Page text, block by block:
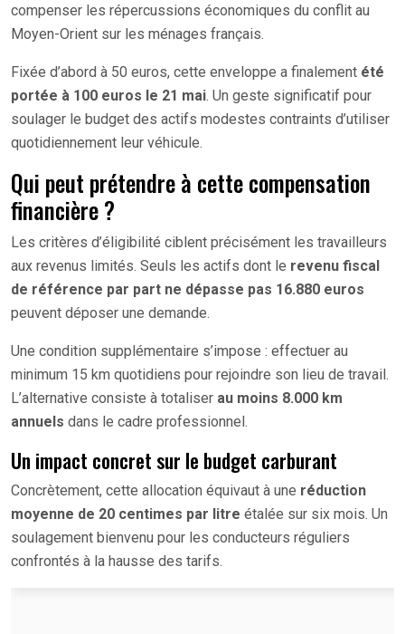
compenser les répercussions économiques du conflit au
Moyen-Orient sur les ménages français.
Fixée d’abord à 50 euros, cette enveloppe a finalement été
portée à 100 euros le 21 mai. Un geste significatif pour
soulager le budget des actifs modestes contraints d’utiliser
quotidiennement leur véhicule.
Qui peut prétendre à cette compensation
financière ?
Les critères d’éligibilité ciblent précisément les travailleurs
aux revenus limités. Seuls les actifs dont le revenu fiscal
de référence par part ne dépasse pas 16.880 euros
peuvent déposer une demande.
Une condition supplémentaire s’impose : effectuer au
minimum 15 km quotidiens pour rejoindre son lieu de travail.
L’alternative consiste à totaliser au moins 8.000 km
annuels dans le cadre professionnel.
Un impact concret sur le budget carburant
Concrètement, cette allocation équivaut à une réduction
moyenne de 20 centimes par litre étalée sur six mois. Un
soulagement bienvenu pour les conducteurs réguliers
confrontés à la hausse des tarifs.